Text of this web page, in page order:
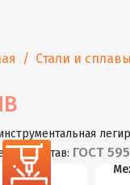
Стали и
состав: ГОСТ
Резка